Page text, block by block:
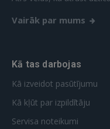
Vairāk par mums
Kā tas darbojas
Kā izveidot pasūtījumu
Kā kļūt par izpildītāju
Servisa noteikumi